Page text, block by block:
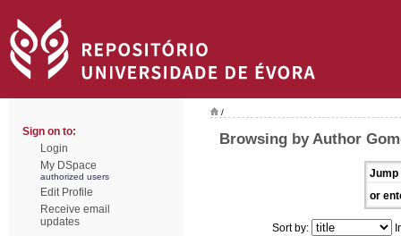
Sign on to:
Login
My DSpace
authorized users
Edit Profile
Receive email
updates
/
Browsing by Author
Jump
or
Sort by: